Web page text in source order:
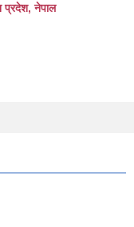
प्रदेश, नेपाल